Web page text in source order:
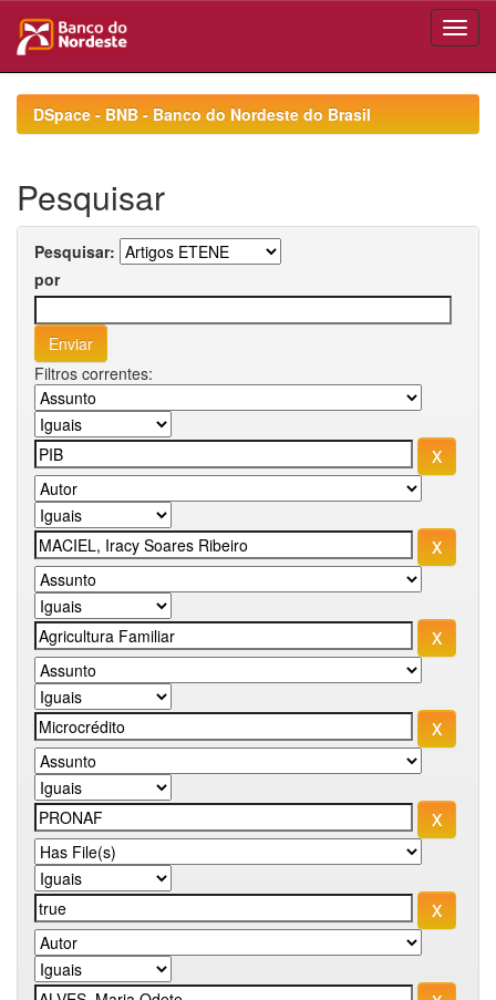
navigationDSpace - BNB - Banco do Nordeste do Brasil
Pesquisar
Pesquisar:
por
Filtros correntes: